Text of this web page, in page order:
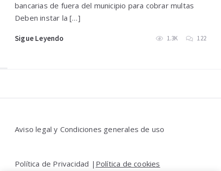
bancarias de fuera del municipio para cobrar multas
Deben instar la […]
Sigue Leyendo 1.3K 122
Aviso legal y Condiciones generales de uso
Política de Privacidad | Política de cookies